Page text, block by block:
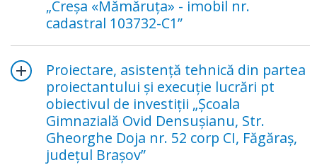
„Creșa «Mămăruța» - imobil nr.
cadastral 103732-C1”
Proiectare, asistență tehnică din partea
proiectantului și execuție lucrări pt
obiectivul de investiții „Școala
Gimnazială Ovid Densușianu, Str.
Gheorghe Doja nr. 52 corp CI, Făgăraș,
județul Brașov”